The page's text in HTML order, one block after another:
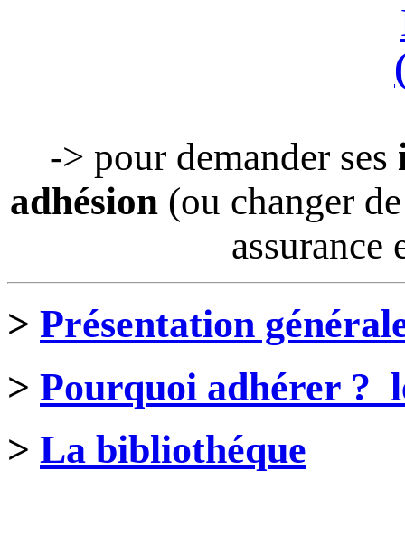
-> pour demander ses
adhésion(ou changer
assurance
> Présentation
> Pourquoi adhérer ?
> La bibliothéque